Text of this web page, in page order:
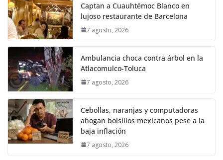
Captan a Cuauhtémoc Blanco en
lujoso restaurante de Barcelona
7 agosto, 2026
Ambulancia choca contra árbol en la
Atlacomulco-Toluca
7 agosto, 2026
Cebollas, naranjas y computadoras
ahogan bolsillos mexicanos pese a la
baja inflación
7 agosto, 2026